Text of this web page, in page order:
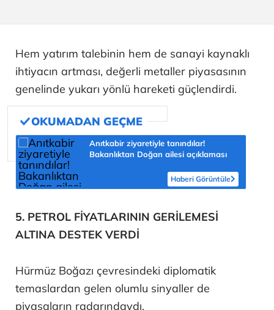
Hem yatırım talebinin hem de sanayi kaynaklı
ihtiyacın artması, değerli metaller piyasasının
genelinde yukarı yönlü hareketi güçlendirdi.
Anıtkabir ziyaretiyle tanındılar!
Bakanlıktan Doğan ailesi açıklaması
Haberi Görüntüle
5. PETROL FİYATLARININ GERİLEMESİ
ALTINA DESTEK VERDİ
Hürmüz Boğazı çevresindeki diplomatik
temaslardan gelen olumlu sinyaller de
piyasaların radarındaydı.